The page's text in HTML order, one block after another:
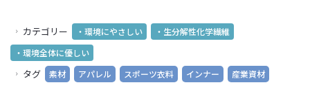
カテゴリー ・環境にやさしい
・生分解性化学繊維
・環境全体に優しい
タグ 素材 アパレル スポーツ衣料 インナー 産業資材